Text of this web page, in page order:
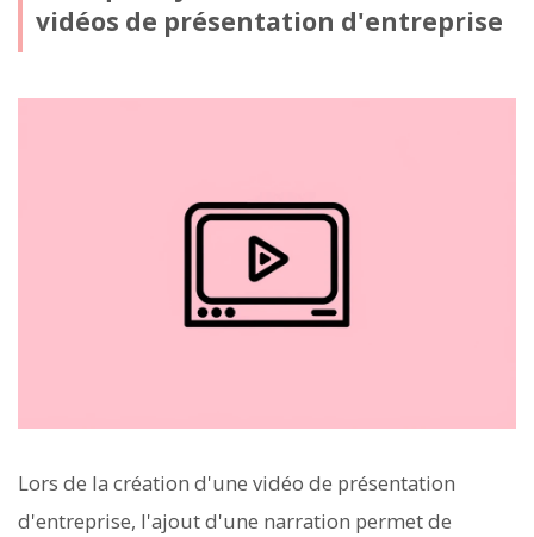
vidéos de présentation d'entreprise
Lors de la création d'une vidéo de présentation
d'entreprise, l'ajout d'une narration permet de